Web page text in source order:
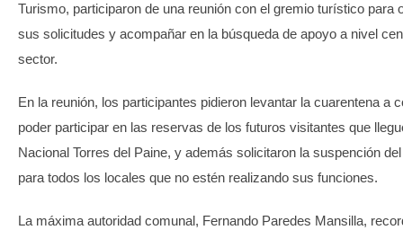
Turismo, participaron de una reunión con el gremio turístico para
sus solicitudes y acompañar en la búsqueda de apoyo a nivel
sector.
En la reunión, los participantes pidieron levantar la cuarentena a
poder participar en las reservas de los futuros visitantes que
Nacional Torres del Paine, y además solicitaron la suspención
para todos los locales que no estén realizando sus funciones.
La máxima autoridad comunal, Fernando Paredes Mansilla,